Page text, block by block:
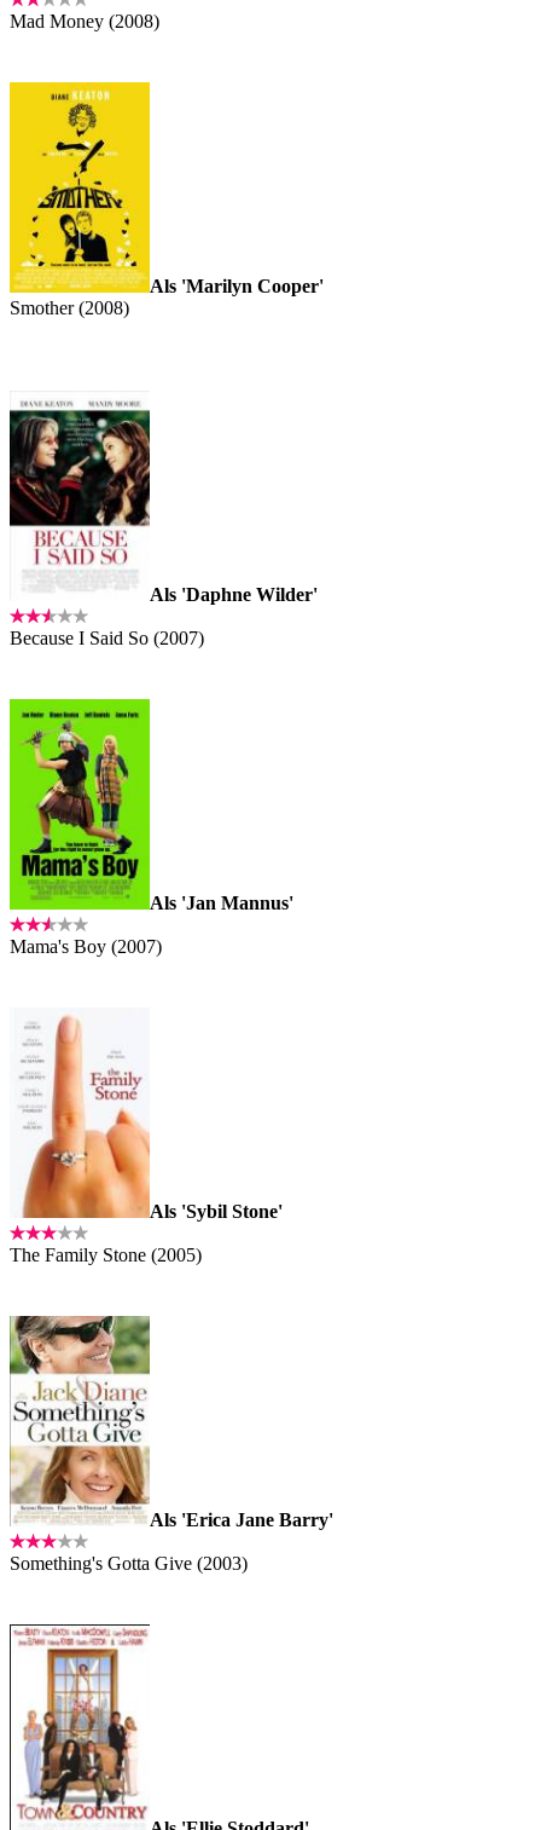
Mad Money (2008)
Als 'Marilyn Cooper'
Smother (2008)
Als 'Daphne Wilder'
Because I Said So (2007)
Als 'Jan Mannus'
Mama's Boy (2007)
Als 'Sybil Stone'
The Family Stone (2005)
Als 'Erica Jane Barry'
Something's Gotta Give (2003)